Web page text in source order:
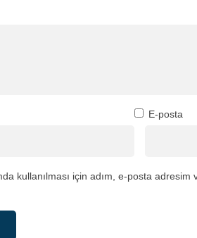
E-posta
kullanılması için adım, e-posta adresim